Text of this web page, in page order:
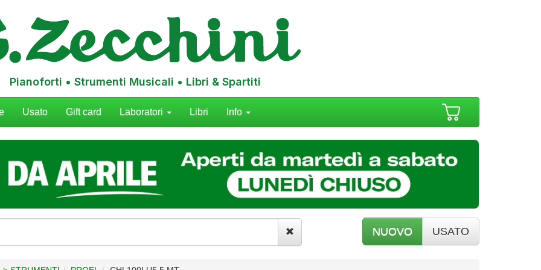
Pianoforti • Strumenti Musicali • Libri & Spartiti
Usato Gift card Laboratori Libri Info
NUOVO USATO